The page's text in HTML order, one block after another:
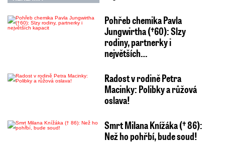
Pohřeb chemika Pavla
Jungwirtha (†60): Slzy
rodiny, partnerky i
největších…
Radost v rodině Petra
Macinky: Polibky a růžová
oslava!
Smrt Milana Knížáka († 86):
Než ho pohřbí, bude soud!